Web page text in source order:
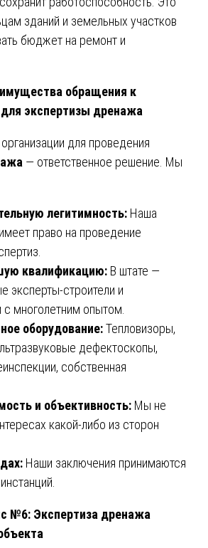
зданий и земельных участков
бюджет на ремонт и
обращения к
экспертизы дренажа
для проведения
— ответственное решение. Мы
легитимность: Наша
право на проведение
квалификацию: В штате —
эксперты-строители и
с многолетним опытом.
оборудование:Тепловизоры,
дефектоскопы,
собственная
и объективность: Мы не
какой-либо из сторон
Наши заключения принимаются
№6: Экспертиза дренажа